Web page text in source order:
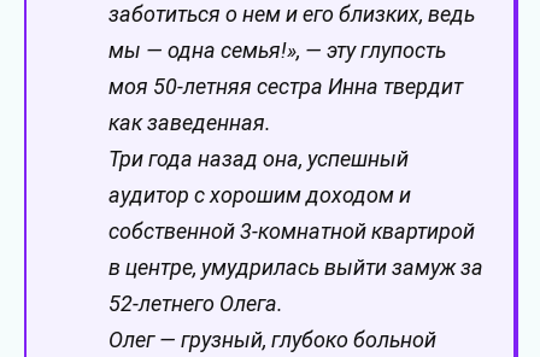
заботиться о нем и его близких, ведь
мы — одна семья!», — эту глупость
моя 50-летняя сестра Инна твердит
как заведенная.
Три года назад она, успешный
аудитор с хорошим доходом и
собственной 3-комнатной квартирой
в центре, умудрилась выйти замуж за
52-летнего Олега.
Олег — грузный, глубоко больной